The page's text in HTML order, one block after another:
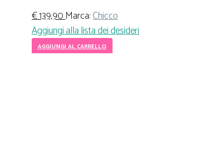
€139,90Marca:Chicco
Aggiungi alla lista dei desideri
AGGIUNGI AL CARRELLO